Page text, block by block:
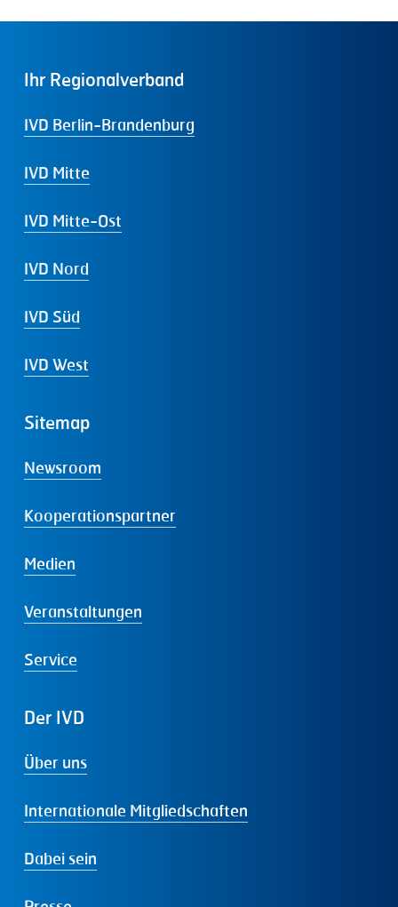
Ihr Regionalverband
IVD Berlin-Brandenburg
IVD Mitte
IVD Mitte-Ost
IVD Nord
IVD Süd
IVD West
Sitemap
Newsroom
Kooperationspartner
Medien
Veranstaltungen
Service
Der IVD
Über uns
Internationale Mitgliedschaften
Dabei sein